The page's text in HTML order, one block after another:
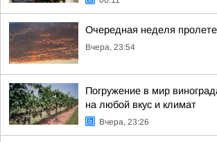
Очередная неделя
Вчера, 23:54
Погружение в мир
на любой вкус и климат
Вчера, 23:26